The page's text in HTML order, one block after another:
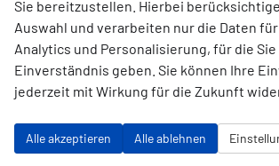
Audi
BMW
Cupra
Fiat
Sie bereitzustellen. Hierbei
Auswahl und verarbeiten nur die Daten
Analytics und Personalisierung, für die Sie
Einverständnis geben. Sie können Ihre
jederzeit mit Wirkung für die Zukunft
Alle akzeptieren Alle ablehnen